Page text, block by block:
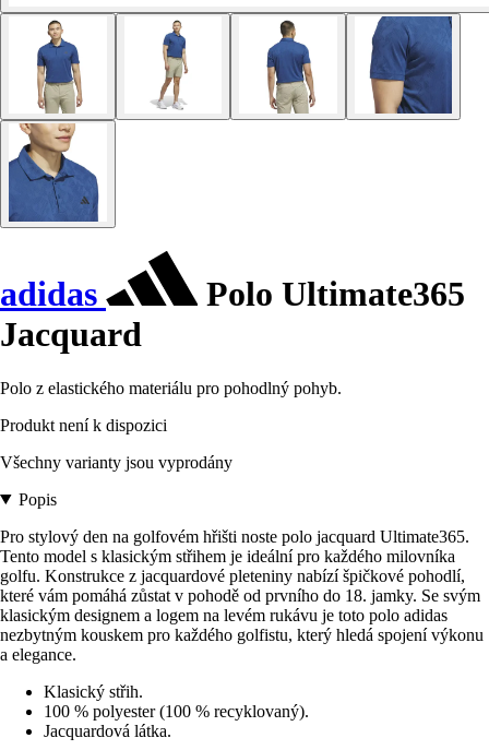
adidas
Polo Ultimate365
Jacquard
Polo z elastického materiálu pro pohodlný pohyb.
Produkt není k dispozici
Všechny varianty jsou vyprodány
Popis
Pro stylový den na golfovém hřišti noste polo jacquard Ultimate365.
Tento model s klasickým střihem je ideální pro každého milovníka
golfu. Konstrukce z jacquardové pleteniny nabízí špičkové pohodlí,
které vám pomáhá zůstat v pohodě od prvního do 18. jamky. Se svým
klasickým designem a logem na levém rukávu je toto polo adidas
nezbytným kouskem pro každého golfistu, který hledá spojení výkonu
a elegance.
Klasický střih.
100 % polyester (100 % recyklovaný).
Jacquardová látka.